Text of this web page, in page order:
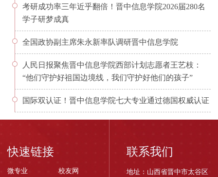
考研成功率三年近乎翻倍！晋中信息学院2026届280名
学子研梦成真
全国政协副主席朱永新率队调研晋中信息学院
人民日报聚焦晋中信息学院西部计划志愿者王艺枝：
“他们守护好祖国边境线，我们守护好他们的孩子”
国际双认证！晋中信息学院七大专业通过德国权威认证
快速链接
微专业
校友网
联系我们
地址：山西省晋中市太谷区